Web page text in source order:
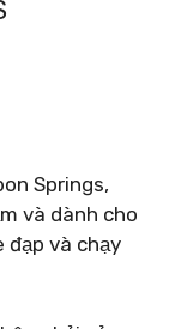
Springs,
và dành cho
đạp và chạy